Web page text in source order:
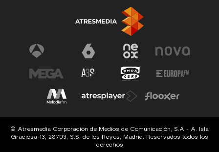
© Atresmedia Corporación de Medios de Comunicación, S.A - A. Isla
Graciosa 13, 28703, S.S. de los Reyes, Madrid. Reservados todos los
derechos